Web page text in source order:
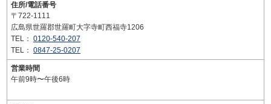
住所/電話番号
〒722-1111
広島県世羅郡世羅町大字寺町西福寺1206
TEL： 0120-540-207
TEL： 0847-25-0207
営業時間
午前9時〜午後6時